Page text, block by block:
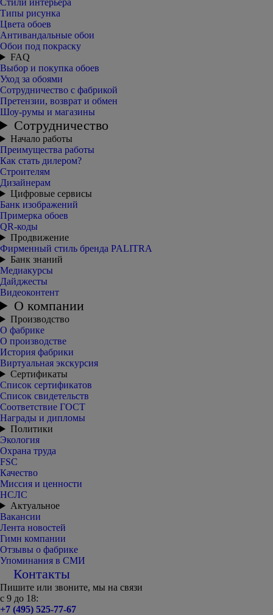
Стили интерьера
Типы рисунка
Цвета обоев
Антивандальные обои
Обои под покраску
FAQ
Выбор и покупка обоев
Уход за обоями
Сотрудничество с фабрикой
Претензии, возврат и обмен
Шоу-румы и магазины
Сотрудничество
Начало работы
Преимущества работы
Как стать дилером?
Строителям
Дизайнерам
Цифровые сервисы
Банк изображений
Примерка обоев
QR-коды
Продвижение
Фирменный стиль бренда PALITRA
Банк знаний
Медиакурсы
Дайджесты
Видеоконтент
О компании
Производство
О фабрике
О производстве
История фабрики
Виртуальная экскурсия
Сертификаты
Список сертификатов
Список свидетельств
Соответствие ГОСТ
Награды и дипломы
Политики
Экология
Охрана труда
FSC
Качество
Миссия и ценности
НСЛС
Актуальное
Вакансии
Лента новостей
Гимн компании
Отзывы о фабрике
Упоминания в СМИ
Контакты
Пишите или звоните, мы на связи
с 9 до 18:
+7 (495) 525-77-67